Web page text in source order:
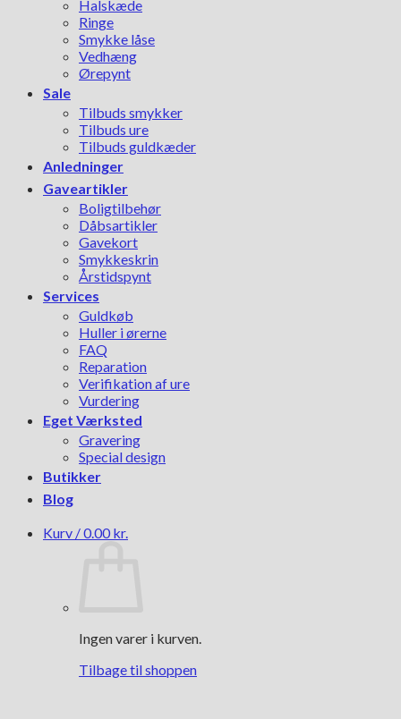
Halskæde
Ringe
Smykke låse
Vedhæng
Ørepynt
Sale
Tilbuds smykker
Tilbuds ure
Tilbuds guldkæder
Anledninger
Gaveartikler
Boligtilbehør
Dåbsartikler
Gavekort
Smykkeskrin
Årstidspynt
Services
Guldkøb
Huller i ørerne
FAQ
Reparation
Verifikation af ure
Vurdering
Eget Værksted
Gravering
Special design
Butikker
Blog
Kurv /0.00 kr.
Ingen varer i kurven.
Tilbage til shoppen